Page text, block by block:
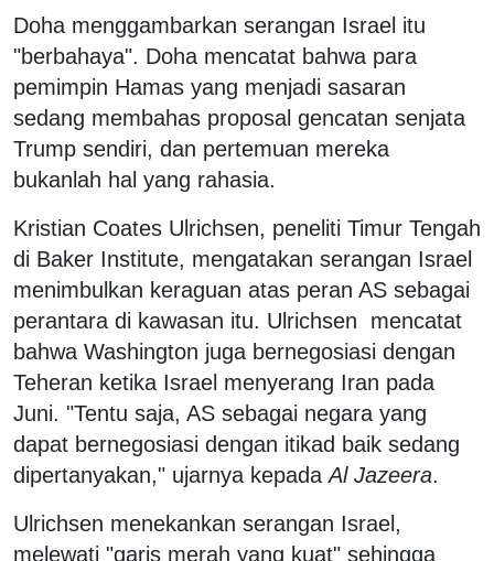
Doha menggambarkan serangan Israel itu
"berbahaya". Doha mencatat bahwa para
pemimpin Hamas yang menjadi sasaran
sedang membahas proposal gencatan senjata
Trump sendiri, dan pertemuan mereka
bukanlah hal yang rahasia.
Kristian Coates Ulrichsen, peneliti Timur Tengah
di Baker Institute, mengatakan serangan Israel
menimbulkan keraguan atas peran AS sebagai
perantara di kawasan itu. Ulrichsen mencatat
bahwa Washington juga bernegosiasi dengan
Teheran ketika Israel menyerang Iran pada
Juni. "Tentu saja, AS sebagai negara yang
dapat bernegosiasi dengan itikad baik sedang
dipertanyakan," ujarnya kepadaAl Jazeera.
Ulrichsen menekankan serangan Israel,
melewati "garis merah yang kuat" sehingga